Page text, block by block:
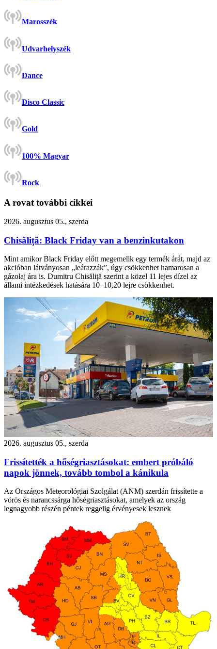
Marosszék
Udvarhelyszék
Dance
Disco Classic
Gold
100% Magyar
Rock
A rovat további cikkei
2026. augusztus 05., szerda
Chisăliță: Black Friday van a benzinkutakon
Mint amikor Black Friday előtt megemelik egy termék árát, majd az
akcióban látványosan „leárazzák”, úgy csökkenhet hamarosan a
gázolaj ára is. Dumitru Chisăliță szerint a közel 11 lejes dízel az
állami intézkedések hatására 10–10,20 lejre csökkenhet.
2026. augusztus 05., szerda
Frissítették a hőségriasztásokat: embert próbáló
napok jönnek, tovább tombol a kánikula
Az Országos Meteorológiai Szolgálat (ANM) szerdán frissítette a
vörös és narancssárga hőségriasztásokat, amelyek az ország
legnagyobb részén péntek reggelig érvényesek lesznek